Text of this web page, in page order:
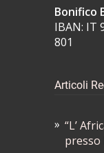
Bonifico
IBAN: IT
801
Articoli
“L’
presso